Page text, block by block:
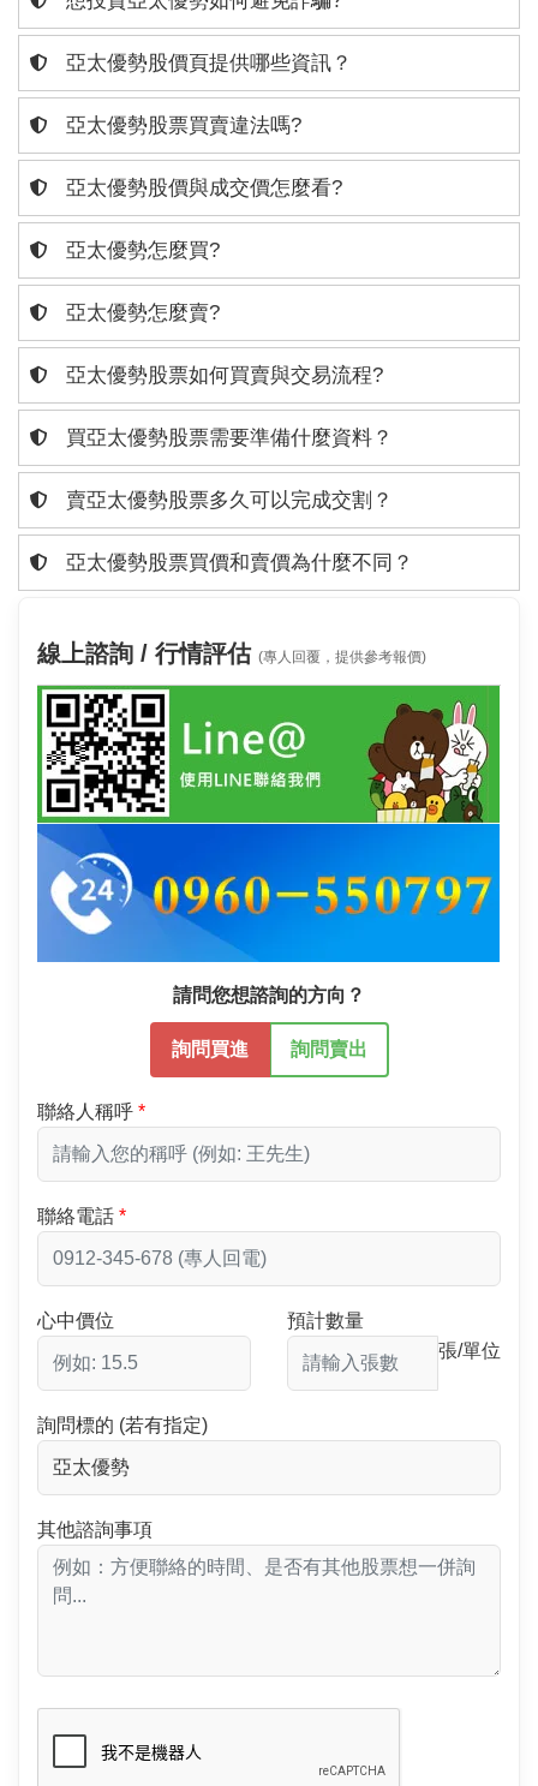
亞太優勢股價頁提供哪些資訊？
亞太優勢股票買賣違法嗎?
亞太優勢股價與成交價怎麼看?
亞太優勢怎麼買?
亞太優勢怎麼賣?
亞太優勢股票如何買賣與交易流程?
買亞太優勢股票需要準備什麼資料？
賣亞太優勢股票多久可以完成交割？
亞太優勢股票買價和賣價為什麼不同？
線上諮詢 / 行情評估 (專人回覆，提供參考報價)
請問您想諮詢的方向？
詢問買進 詢問賣出
聯絡人稱呼
聯絡電話
心中價位
預計數量
張/單位
詢問標的 (若有指定)
其他諮詢事項